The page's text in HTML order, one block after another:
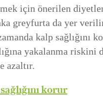
için önerilen
greyfurta da yer
kalp sağlığını
yakalanma riskini
azaltır.
korur